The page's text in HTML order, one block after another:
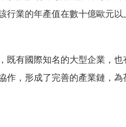
行業的年產值在數十億歐元
既有國際知名的大型企業，
作，形成了完善的產業鏈，